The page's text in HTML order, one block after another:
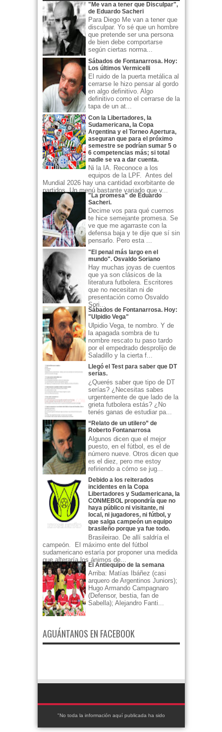
"Me van a tener que Disculpar",
de Eduardo Sacheri
Para Diego Me van a tener que
disculpar. Yo sé que un hombre
que pretende ser una persona
de bien debe comportarse
según ciertas norma...
Sábados de Fontanarrosa. Hoy:
Los últimos Vermicelli
El ruido de la puerta metálica al
cerrarse le hizo pensar al gordo
en algo definitivo. Algo
definitivo como el cerrarse de la
tapa de un at...
Con la Libertadores, la
Sudamericana, la Copa
Argentina y el Torneo Apertura,
aseguran que para el próximo
semestre se podrían sumar 5 o
6 competencias más; si total
nadie se va a dar cuenta.
Ni la IA. Reconoce a los
equipos de la LPF. Antes del
Mundial 2026 hay una cantidad exorbitante de
partidos. Un menú bastante variado que v...
"La promesa" de Eduardo
Sacheri.
Decime vos para qué cuernos
te hice semejante promesa. Se
ve que me agarraste con la
defensa baja y te dije que sí sin
pensarlo. Pero esta ...
"El penal más largo en el
mundo". Osvaldo Soriano
Hay muchas joyas de cuentos
que ya son clásicos de la
literatura futbolera. Escritores
que no necesitan ni de
presentación como Osvaldo
Sori...
Sábados de Fontanarrosa. Hoy:
"Ulpidio Vega"
Ulpidio Vega, te nombro. Y de
la apagada sombra de tu
nombre rescato tu paso tardo
por el empedrado desprolijo de
Saladillo y la cierta f...
Llegó el Test para saber que DT
serías.
¿Querés saber que tipo de DT
serías? ¿Necesitas sabes
urgentemente de que lado de la
grieta futbolera estás? ¿No
tenés ganas de estudiar pa...
“Relato de un utilero” de
Roberto Fontanarrosa
Algunos dicen que el mejor
puesto, en el fútbol, es el de
número nueve. Otros dicen que
es el diez, pero me estoy
refiriendo a cómo se jug...
Debido a los reiterados
incidentes en la Copa
Libertadores y Sudamericana, la
CONMEBOL propondría que no
haya público ni visitante, ni
local, ni jugadores, ni fútbol, y
que salga campeón un equipo
brasileño porque ya fue todo.
Brasileirao. De allí saldría el
campeón. El máximo ente del fútbol
sudamericano estaría por proponer una medida
que alteraría los ánimos de...
El Antiequipo de la semana
Arriba: Matías Ibáñez (casi
arquero de Argentinos Juniors);
Hugo Armando Campagnaro
(Defensor, bestia, fan de
Sabella); Alejandro Fanti...
AGUÁNTANOS EN FACEBOOK
"No toda la información aquí publicada ha sido